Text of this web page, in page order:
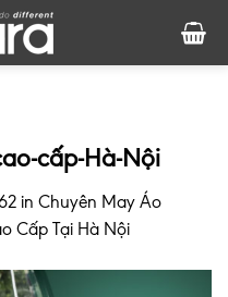
cấp-Hà-Nội
in Chuyên May Áo
Cấp Tại Hà Nội